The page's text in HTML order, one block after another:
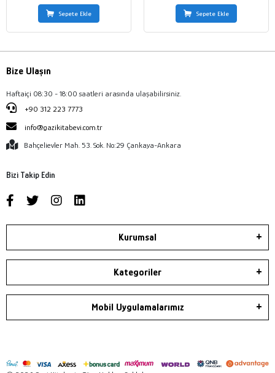
Sepete Ekle Sepete Ekle
Bize Ulaşın
Haftaiçi 08:30 - 18:00 saatleri arasında ulaşabilirsiniz.
+90 312 223 7773
info@gazikitabevi.com.tr
Bahçelievler Mah. 53. Sok. No:29 Çankaya-Ankara
Bizi Takip Edin
Kurumsal
Kategoriler
Mobil Uygulamalarımız